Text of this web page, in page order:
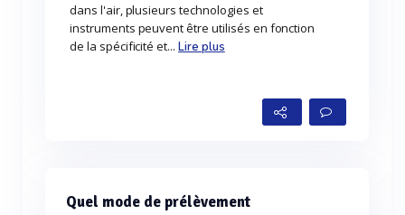
dans l'air, plusieurs technologies et
instruments peuvent être utilisés en fonction
de la spécificité et...Lire plus
Quel mode de prélèvement